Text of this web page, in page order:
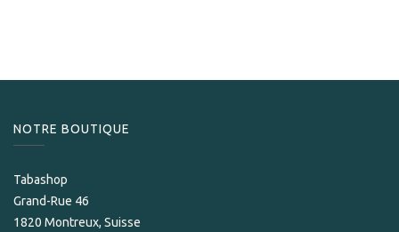
NOTRE BOUTIQUE
Tabashop
Grand-Rue 46
1820 Montreux, Suisse